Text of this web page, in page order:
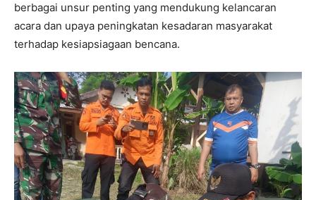
berbagai unsur penting yang mendukung kelancaran
acara dan upaya peningkatan kesadaran masyarakat
terhadap kesiapsiagaan bencana.